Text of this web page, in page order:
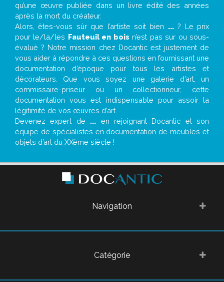
qu’une œuvre publiée dans un livre édité des années
après la mort du créateur.
Alors, êtes-vous sûr que l’artiste soit bien ...? Le prix
pour le/la/les Fauteuil en bois n’est pas sur ou sous-
évalué ? Notre mission chez Docantic est justement de
vous aider à répondre à ces questions en fournissant une
documentation d’époque pour tous les artistes et
décorateurs. Que vous soyez une galerie d’art, un
commissaire-priseur ou un collectionneur, cette
documentation vous est indispensable pour assoir la
légitimité de vos œuvres d’art.
Devenez expert de ... en rejoignant Docantic et son
équipe de spécialistes en documentation de meubles et
objets d’art du XXème siècle !
Navigation
Catégorie